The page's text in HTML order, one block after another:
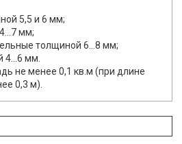
5,5 и 6 мм;
мм;
толщиной 6…8 мм;
4…6 мм.
не менее 0,1 кв.м (при длине
0,3 м).